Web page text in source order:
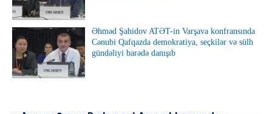
Əhməd Şahidov ATƏT-in Varşava konfransında
Cənubi Qafqazda demokratiya, seçkilər və sülh
gündəliyi barədə danışıb